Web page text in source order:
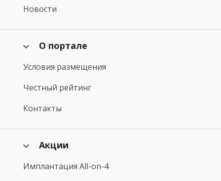
Новости
О портале
Условия размещения
Честный рейтинг
Контакты
Акции
Имплантация All-on-4